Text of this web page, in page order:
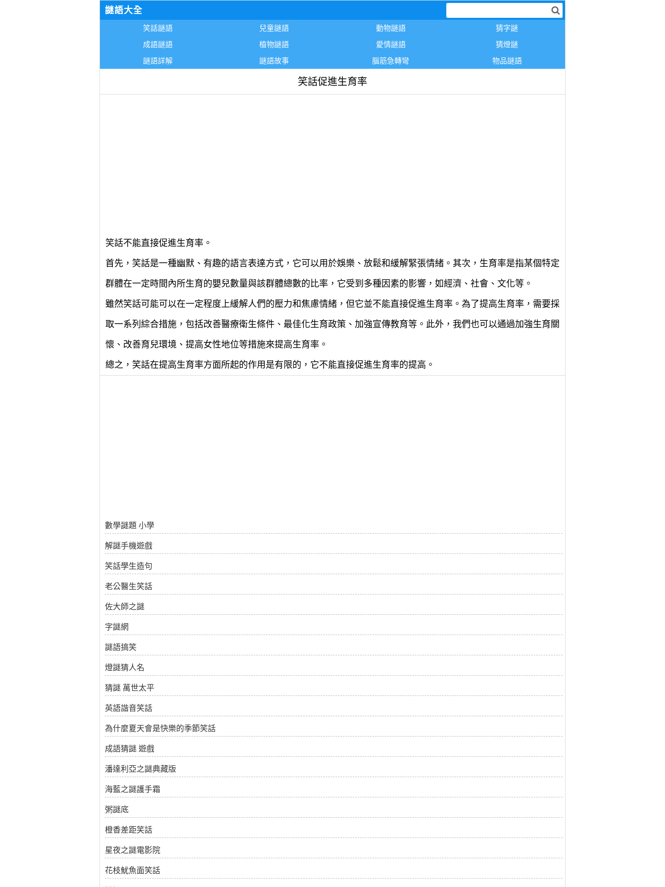
謎語大全
笑話謎語 兒童謎語 動物謎語
猜字謎
成語謎語
植物謎語 愛情謎語
猜燈謎
謎語詳解
謎語故事 腦筋急轉彎 物品謎語
笑話促進生育率
笑話不能直接促進生育率。
首先，笑話是一種幽默、有趣的語言表達方式，它可以用於娛樂、放鬆和緩解緊張情緒。其次，生育率是指某個特定
群體在一定時間內所生育的嬰兒數量與該群體總數的比率，它受到多種因素的影響，如經濟、社會、文化等。
雖然笑話可能可以在一定程度上緩解人們的壓力和焦慮情緒，但它並不能直接促進生育率。為了提高生育率，需要採
取一系列綜合措施，包括改善醫療衛生條件、最佳化生育政策、加強宣傳教育等。此外，我們也可以通過加強生育關
懷、改善育兒環境、提高女性地位等措施來提高生育率。
總之，笑話在提高生育率方面所起的作用是有限的，它不能直接促進生育率的提高。
數學謎題 小學
解謎手機遊戲
笑話學生造句
老公醫生笑話
佐大師之謎
字謎網
謎語搞笑
燈謎猜人名
猜謎 萬世太平
英語諧音笑話
為什麼夏天會是快樂的季節笑話
成語猜謎 遊戲
潘達利亞之謎典藏版
海藍之謎護手霜
粥謎底
橙香差距笑話
星夜之謎電影院
花枝魷魚面笑話